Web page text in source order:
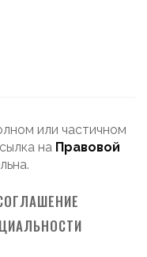
или частичном
на Правовой